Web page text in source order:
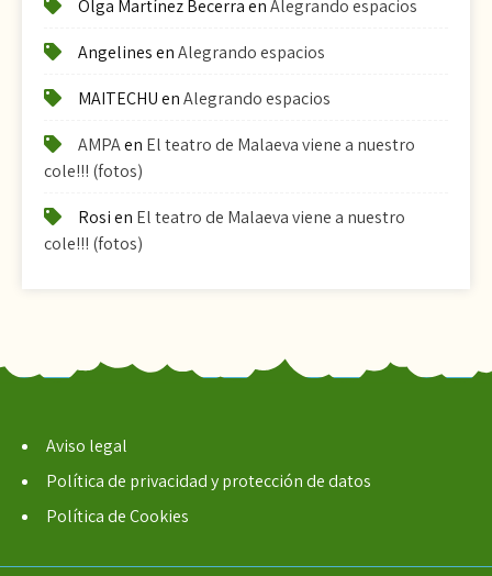
Olga Martínez BecerraenAlegrando espacios
AngelinesenAlegrando espacios
MAITECHUenAlegrando espacios
AMPAen El teatro de Malaeva viene a nuestro
cole!!! (fotos)
Rosien El teatro de Malaeva viene a nuestro
cole!!! (fotos)
Aviso legal
Política de privacidad y protección de datos
Política de Cookies